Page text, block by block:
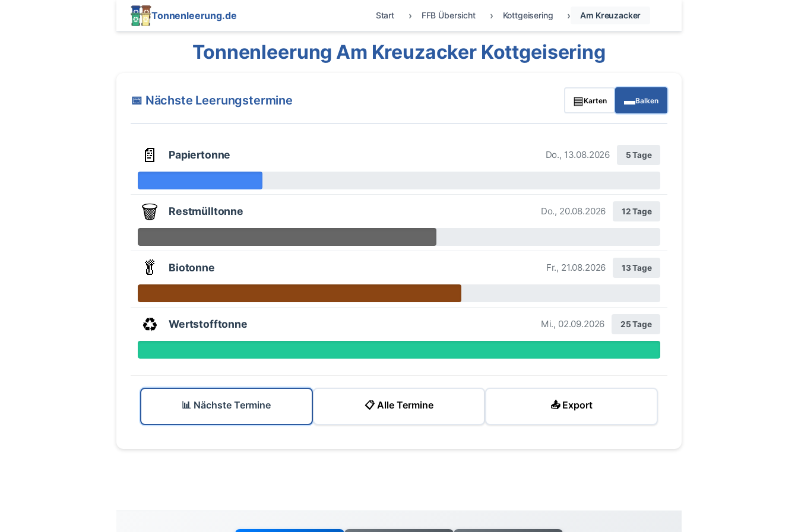
Tonnenleerung.de Start FFB Übersicht Kottgeisering Am Kreuzacker
Tonnenleerung Am Kreuzacker Kottgeisering
📅 Nächste Leerungstermine ▤Karten ▬Balken
📄 Papiertonne Do., 13.08.2026 5 Tage
🗑️ Restmülltonne Do., 20.08.2026 12 Tage
🥬 Biotonne Fr., 21.08.2026 13 Tage
♻️ Wertstofftonne Mi., 02.09.2026 25 Tage
📊 Nächste Termine 📋 Alle Termine 📤 Export